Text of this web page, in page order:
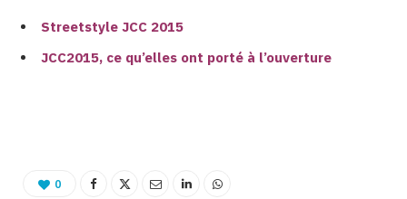
Streetstyle JCC 2015
JCC2015, ce qu’elles ont porté à l’ouverture
0